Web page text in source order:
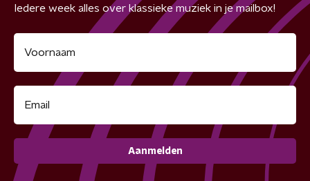
Iedere week alles over klassieke muziek in je mailbox!
Aanmelden